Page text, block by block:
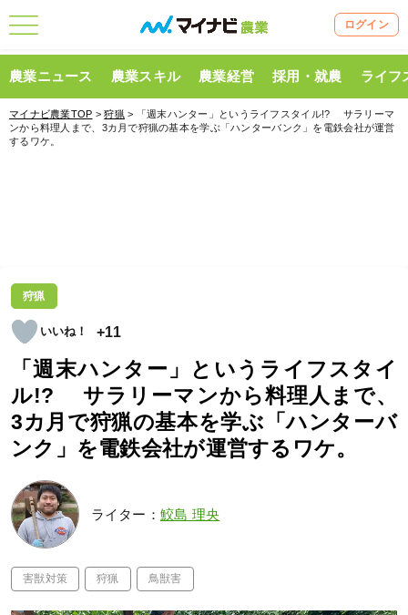
ログイン
農業ニュース 農業スキル 農業経営 採用・就農 ライフ
マイナビ農業TOP >狩猟 > 「週末ハンター」というライフスタイル!? サラリーマ
ンから料理人まで、3カ月で狩猟の基本を学ぶ「ハンターバンク」を電鉄会社が運営
するワケ。
狩猟
+11
「週末ハンター」というライフスタイ
ル!? サラリーマンから料理人まで、
3カ月で狩猟の基本を学ぶ「ハンターバ
ンク」を電鉄会社が運営するワケ。
ライター： 鮫島 理央
害獣対策 狩猟 鳥獣害